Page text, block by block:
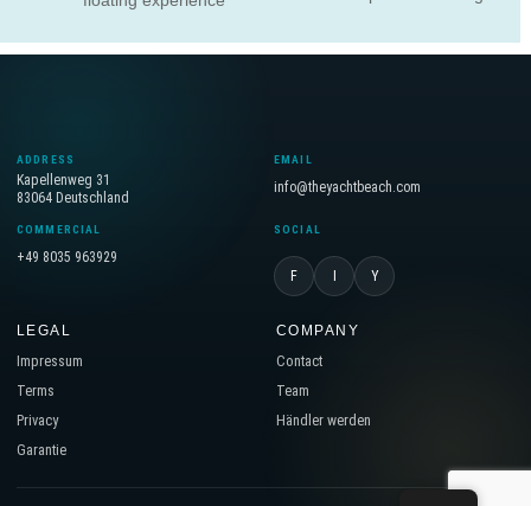
ADDRESS
Kapellenweg 31
83064 Deutschland
EMAIL
info@theyachtbeach.com
COMMERCIAL
+49 8035 963929
SOCIAL
F I Y
LEGAL
Impressum
Terms
Privacy
Garantie
COMPANY
Contact
Team
Händler werden